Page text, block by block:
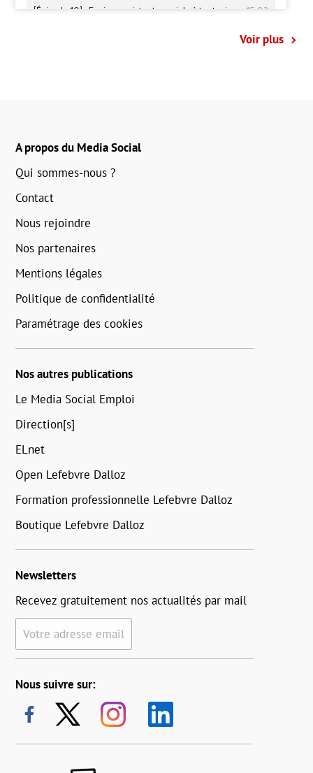
Voir plus
A propos du Media Social
Qui sommes-nous ?
Contact
Nous rejoindre
Nos partenaires
Mentions légales
Politique de confidentialité
Paramétrage des cookies
Nos autres publications
Le Media Social Emploi
Direction[s]
ELnet
Open Lefebvre Dalloz
Formation professionnelle Lefebvre Dalloz
Boutique Lefebvre Dalloz
Newsletters
Recevez gratuitement nos actualités par mail
Votre adresse email
Nous suivre sur: